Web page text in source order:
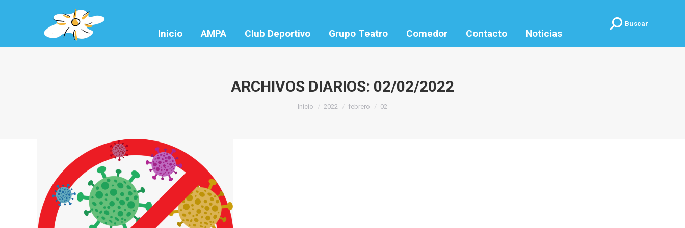
Inicio AMPA Club Deportivo Grupo Teatro Comedor Contacto Noticias
Buscar:Buscar
ARCHIVOS DIARIOS: 02/02/2022
Estás aquí:
Inicio 2022 febrero 02